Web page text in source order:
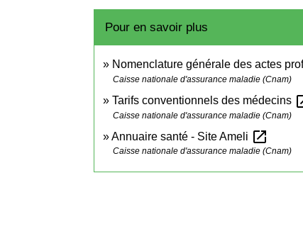
Pour en savoir plus
Nomenclature générale des actes
Caisse nationale d'assurance maladie (Cnam)
Tarifs conventionnels des médecins
Caisse nationale d'assurance maladie (Cnam)
Annuaire santé - Site Ameli open_in_new
Caisse nationale d'assurance maladie (Cnam)